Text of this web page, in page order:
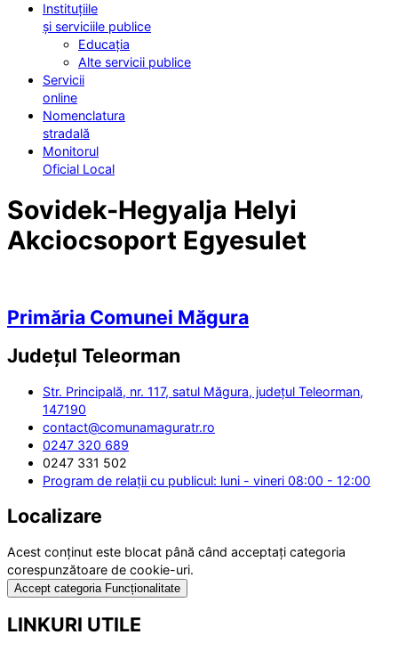
Instituțiile
și serviciile publice
Educația
Alte servicii publice
Servicii
online
Nomenclatura
stradală
Monitorul
Oficial Local
Sovidek-Hegyalja Helyi
Akciocsoport Egyesulet
Primăria Comunei Măgura
Județul Teleorman
Str. Principală, nr. 117, satul Măgura, județul Teleorman,
147190
contact@comunamaguratr.ro
0247 320 689
0247 331 502
Program de relații cu publicul: luni - vineri 08:00 - 12:00
Localizare
Acest conținut este blocat până când acceptați categoria
corespunzătoare de cookie-uri.
Accept categoria Funcționalitate
LINKURI UTILE